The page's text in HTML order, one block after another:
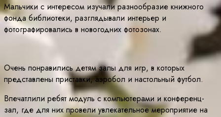
Мальчики с интересом изучали разнообразие книжного
фонда библиотеки, разглядывали интерьер и
фотографировались в новогодних фотозонах.
Очень понравились детям залы для игр, в которых
представлены приставки, аэробол и настольный футбол.
Впечатлили ребят модуль с компьютерами и конференц-
зал, где для них провели увлекательное мероприятие на